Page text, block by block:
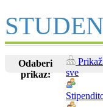
Odaberi
prikaz:
sve